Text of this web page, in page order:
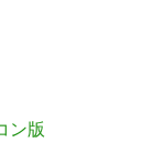
ン版